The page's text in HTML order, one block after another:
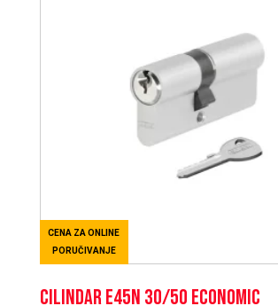
CENA ZA ONLINE
PORUČIVANJE
CILINDAR E45N 30/50 ECONOMIC